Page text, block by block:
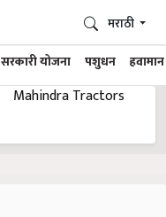
सरकारी योजना पशुधन हवामान
मराठी